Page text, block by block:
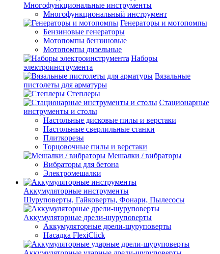
Многофункциональные инструменты
Многофункциональный инструмент
Генераторы и мотопомпы
Бензиновые генераторы
Мотопомпы бензиновые
Мотопомпы дизельные
Наборы
электроинструмента
Вязальные
пистолеты для арматуры
Степлеры
Стационарные
инструменты и столы
Настольные дисковые пилы и верстаки
Настольные сверлильные станки
Плиткорезы
Торцовочные пилы и верстаки
Мешалки / вибраторы
Вибраторы для бетона
Электромешалки
Аккумуляторные инструменты
Шуруповерты, Гайковерты, Фонари, Пылесосы
Аккумуляторные дрели-шуруповерты
Аккумуляторные дрели-шуруповерты
Насадка FlexiClick